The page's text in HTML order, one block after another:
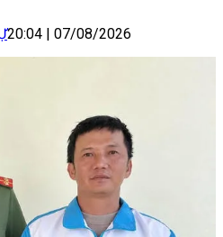
20:04 07/08/2026